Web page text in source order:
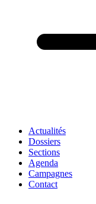
Actualités
Dossiers
Sections
Agenda
Campagnes
Contact